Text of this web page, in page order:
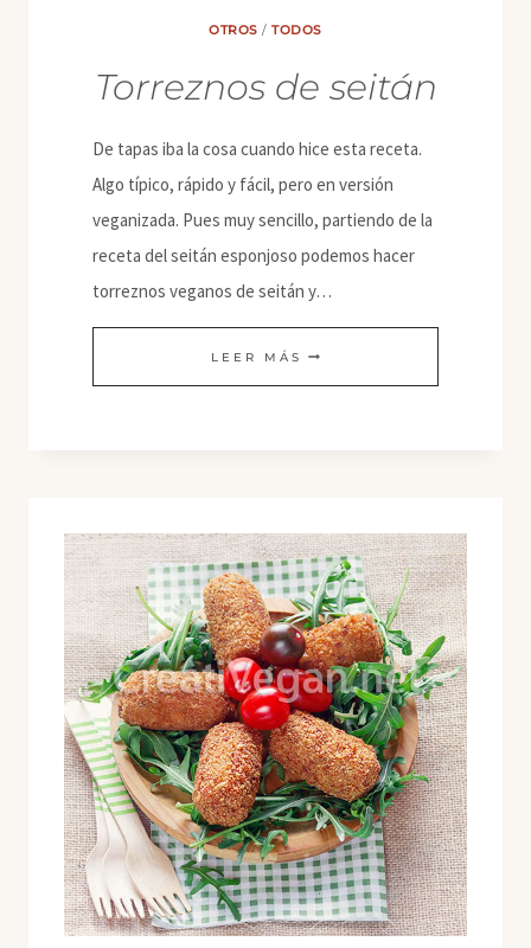
OTROS /TODOS
Torreznos de seitán
De tapas iba la cosa cuando hice esta receta.
Algo típico, rápido y fácil, pero en versión
veganizada. Pues muy sencillo, partiendo de la
receta del seitán esponjoso podemos hacer
torreznos veganos de seitán y…
LEER MÁS TORREZNOS
DE